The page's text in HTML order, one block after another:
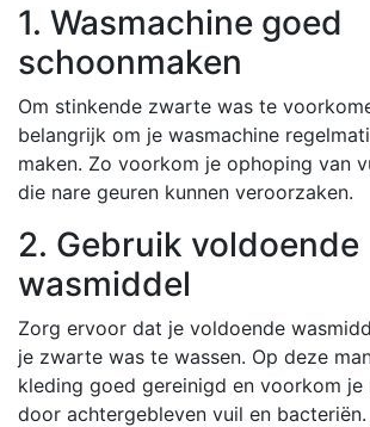
1. Wasmachine goed
schoonmaken
Om stinkende zwarte was te
belangrijk om je wasmachine
maken. Zo voorkom je ophoping van
die nare geuren kunnen veroorzaken.
2. Gebruik voldoende
wasmiddel
Zorg ervoor dat je voldoende
je zwarte was te wassen. Op deze
kleding goed gereinigd en voorkom je
door achtergebleven vuil en bacteriën.